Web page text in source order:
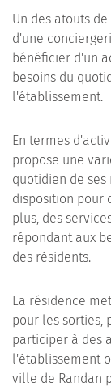
Un des atouts
d'une
bénéficier d'un
besoins du
l'établissement.
En termes
propose une
quotidien de ses
disposition pour
plus, des
répondant aux
des résidents.
La résidence
pour les sorties,
participer à des
l'établissement
ville de Randan